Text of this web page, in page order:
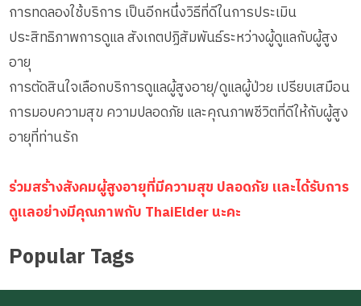
การทดลองใช้บริการ เป็นอีกหนึ่งวิธีที่ดีในการประเมิน
ประสิทธิภาพการดูแล สังเกตปฏิสัมพันธ์ระหว่างผู้ดูแลกับผู้สูง
อายุ
การตัดสินใจเลือกบริการดูแลผู้สูงอายุ/ดูแลผู้ป่วย เปรียบเสมือน
การมอบความสุข ความปลอดภัย และคุณภาพชีวิตที่ดีให้กับผู้สูง
อายุที่ท่านรัก
ร่วมสร้างสังคมผู้สูงอายุที่มีความสุข ปลอดภัย และได้รับการ
ดูแลอย่างมีคุณภาพกับ ThaiElder นะคะ
Popular Tags